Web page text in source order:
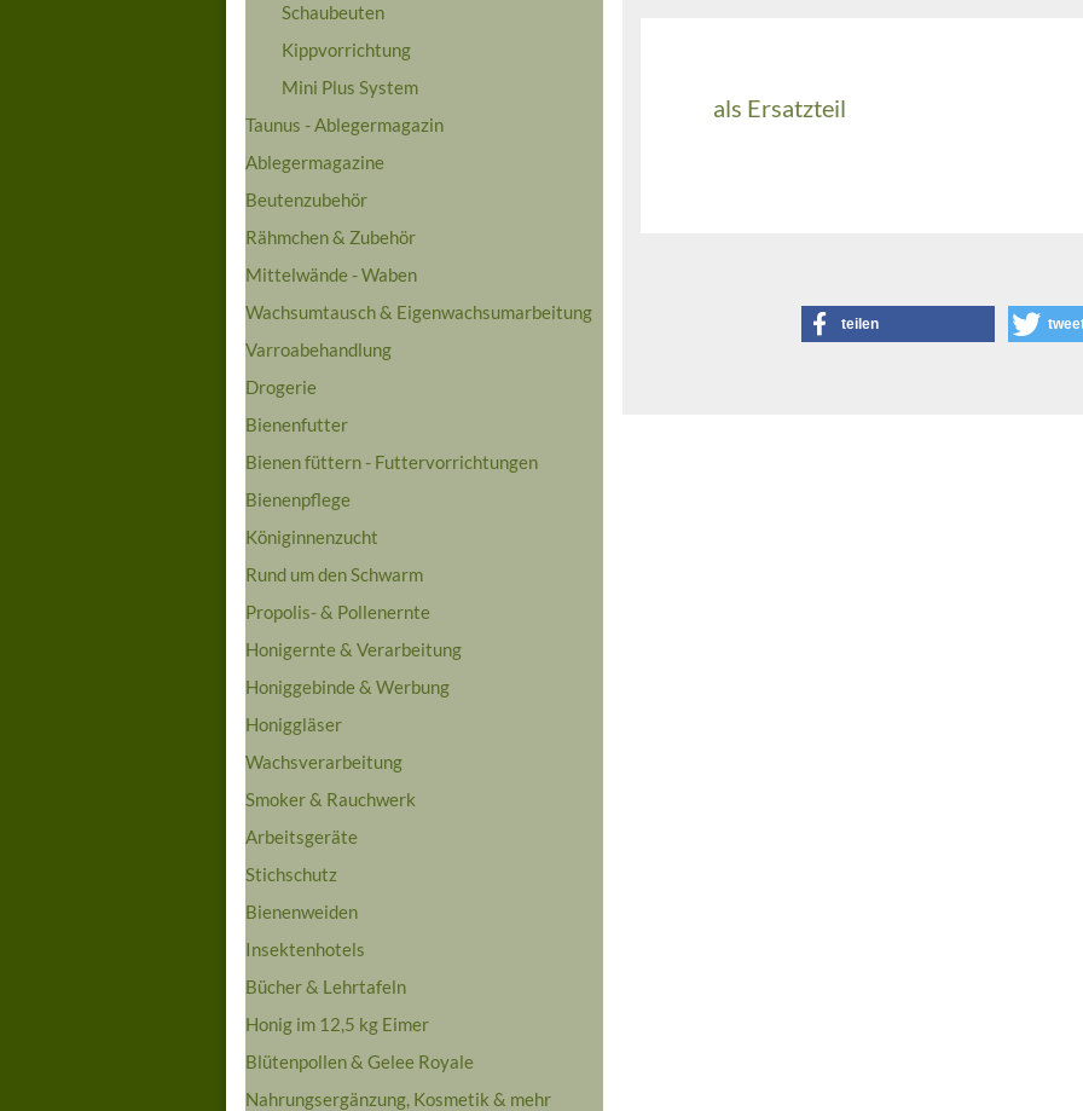
als Ersatzteil
teilen
Schaubeuten
Kippvorrichtung
Mini Plus System
Taunus - Ablegermagazin
Ablegermagazine
Beutenzubehör
Rähmchen & Zubehör
Mittelwände - Waben
Wachsumtausch & Eigenwachsumarbeitung
Varroabehandlung
Drogerie
Bienenfutter
Bienen füttern - Futtervorrichtungen
Bienenpflege
Königinnenzucht
Rund um den Schwarm
Propolis- & Pollenernte
Honigernte & Verarbeitung
Honiggebinde & Werbung
Honiggläser
Wachsverarbeitung
Smoker & Rauchwerk
Arbeitsgeräte
Stichschutz
Bienenweiden
Insektenhotels
Bücher & Lehrtafeln
Honig im 12,5 kg Eimer
Blütenpollen & Gelee Royale
Nahrungsergänzung, Kosmetik & mehr